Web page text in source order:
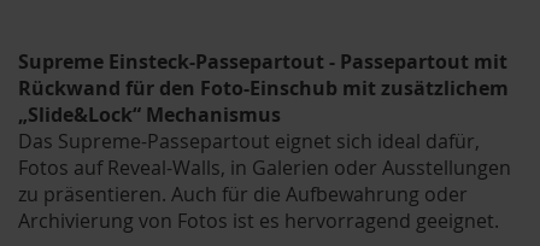
Supreme Einsteck-Passepartout - Passepartout mit
Rückwand für den Foto-Einschub mit zusätzlichem
„Slide&Lock“ Mechanismus
Das Supreme-Passepartout eignet sich ideal dafür,
Fotos auf Reveal-Walls, in Galerien oder Ausstellungen
zu präsentieren. Auch für die Aufbewahrung oder
Archivierung von Fotos ist es hervorragend geeignet.